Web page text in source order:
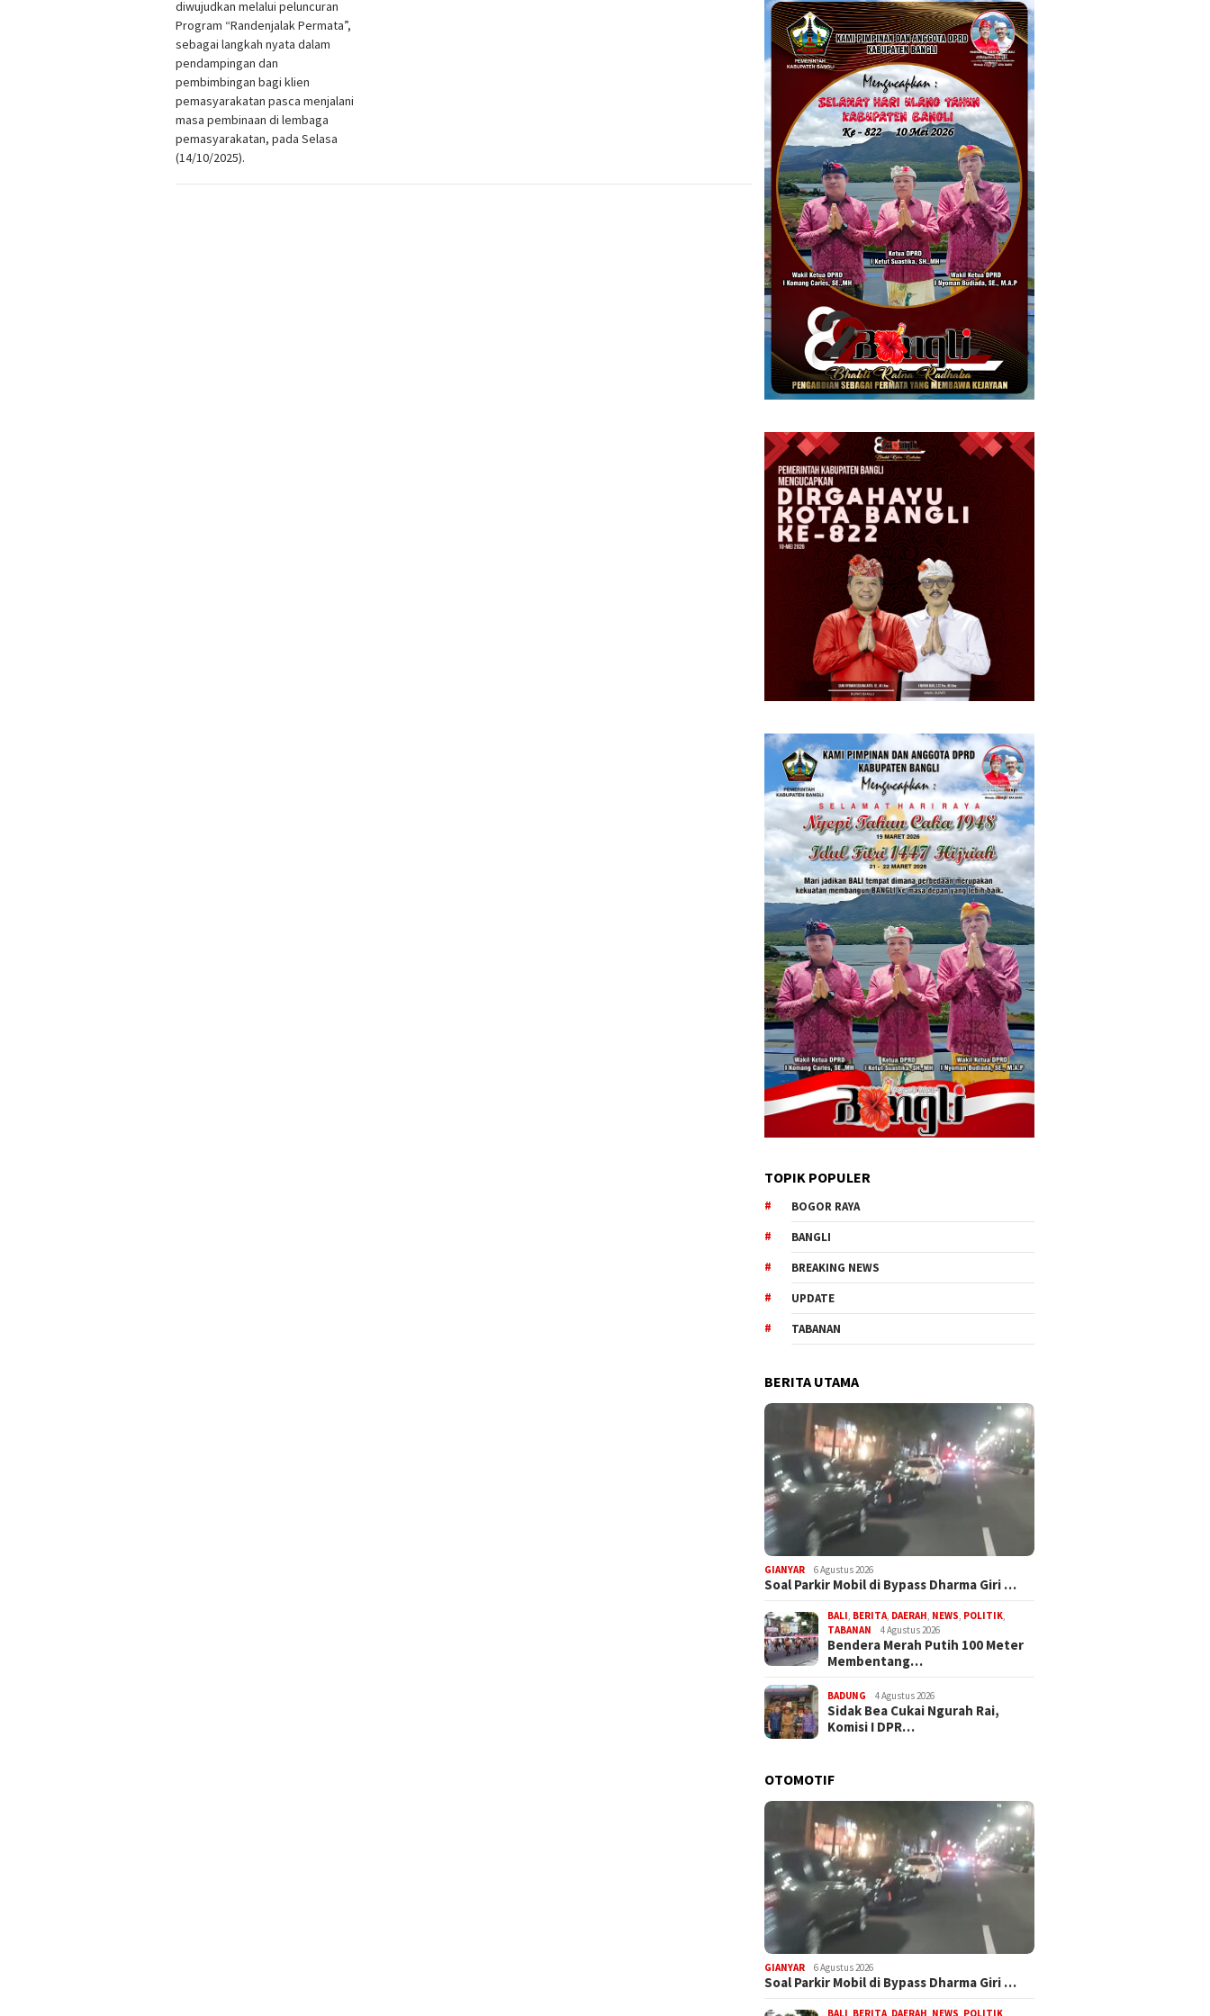
diwujudkan melalui peluncuran
Program “Randenjalak Permata”,
sebagai langkah nyata dalam
pendampingan dan
pembimbingan bagi klien
pemasyarakatan pasca menjalani
masa pembinaan di lembaga
pemasyarakatan, pada Selasa
(14/10/2025).
TOPIK POPULER
BOGOR RAYA
BANGLI
BREAKING NEWS
UPDATE
TABANAN
BERITA UTAMA
GIANYAR 6 Agustus 2026
Soal Parkir Mobil di Bypass Dharma Giri …
BALI, BERITA, DAERAH, NEWS, POLITIK,
TABANAN
4 Agustus 2026
Bendera Merah Putih 100 Meter
Membentang…
BADUNG 4 Agustus 2026
Sidak Bea Cukai Ngurah Rai,
Komisi I DPR…
OTOMOTIF
GIANYAR 6 Agustus 2026
Soal Parkir Mobil di Bypass Dharma Giri …
BALI BERITA DAERAH NEWS POLITIK